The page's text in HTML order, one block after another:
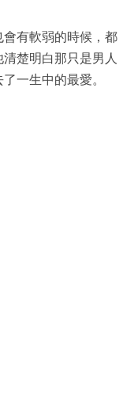
有軟弱的時候，都
楚明白那只是男人
一生中的最愛。